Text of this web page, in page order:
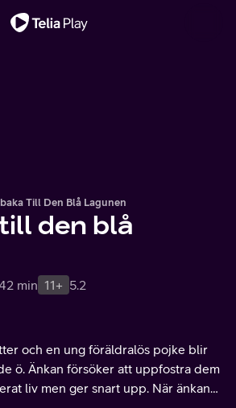
Till Den Blå Lagunen
den blå
min 11+ 5.2
och en ung föräldralös pojke blir
ö. Änkan försöker att uppfostra dem
liv men ger snart upp. När änkan